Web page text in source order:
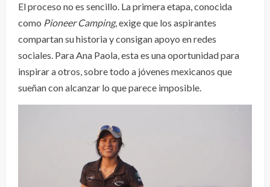
El proceso no es sencillo. La primera etapa, conocida
como Pioneer Camping, exige que los aspirantes
compartan su historia y consigan apoyo en redes
sociales. Para Ana Paola, esta es una oportunidad para
inspirar a otros, sobre todo a jóvenes mexicanos que
sueñan con alcanzar lo que parece imposible.